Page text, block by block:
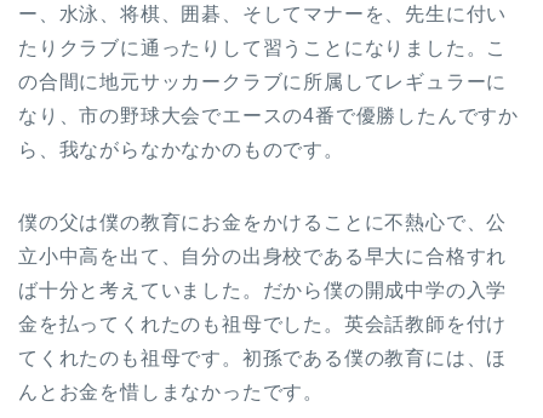
ー、水泳、将棋、囲碁、そしてマナーを、先生に付い
たりクラブに通ったりして習うことになりました。こ
の合間に地元サッカークラブに所属してレギュラーに
なり、市の野球大会でエースの4番で優勝したんですか
ら、我ながらなかなかのものです。
僕の父は僕の教育にお金をかけることに不熱心で、公
立小中高を出て、自分の出身校である早大に合格すれ
ば十分と考えていました。だから僕の開成中学の入学
金を払ってくれたのも祖母でした。英会話教師を付け
てくれたのも祖母です。初孫である僕の教育には、ほ
んとお金を惜しまなかったです。